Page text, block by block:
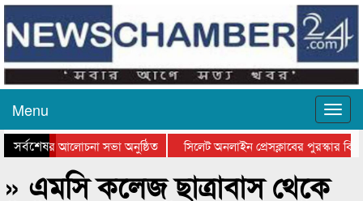
Menu
সর্বশেষ
দিবসের আলোচনা সভা অনুষ্ঠিত
সিলেট অনলাইন প্রেসক্লাবের পুরস্কার
সভা ও সম্মাননা প্রদান
» এমসি কলেজ ছাত্রাবাস থেকে